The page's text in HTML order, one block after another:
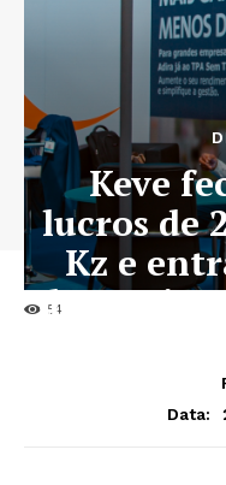
54
Keve
lucros de
Kz e
dos
Data: